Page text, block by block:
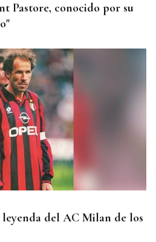
Pastore, conocido por su
del AC Milan de los